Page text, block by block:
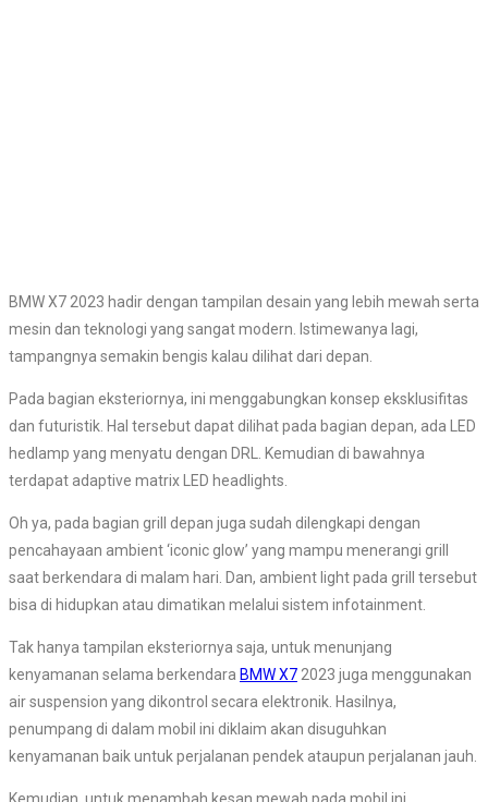
BMW X7 2023 hadir dengan tampilan desain yang lebih mewah serta
mesin dan teknologi yang sangat modern. Istimewanya lagi,
tampangnya semakin bengis kalau dilihat dari depan.
Pada bagian eksteriornya, ini menggabungkan konsep eksklusifitas
dan futuristik. Hal tersebut dapat dilihat pada bagian depan, ada LED
hedlamp yang menyatu dengan DRL. Kemudian di bawahnya
terdapat adaptive matrix LED headlights.
Oh ya, pada bagian grill depan juga sudah dilengkapi dengan
pencahayaan ambient ‘iconic glow’ yang mampu menerangi grill
saat berkendara di malam hari. Dan, ambient light pada grill tersebut
bisa di hidupkan atau dimatikan melalui sistem infotainment.
Tak hanya tampilan eksteriornya saja, untuk menunjang
kenyamanan selama berkendara BMW X72023 juga menggunakan
air suspension yang dikontrol secara elektronik. Hasilnya,
penumpang di dalam mobil ini diklaim akan disuguhkan
kenyamanan baik untuk perjalanan pendek ataupun perjalanan jauh.